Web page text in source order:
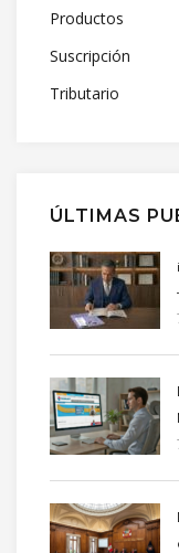
Productos
Suscripción
Tributario
ÚLTIMAS